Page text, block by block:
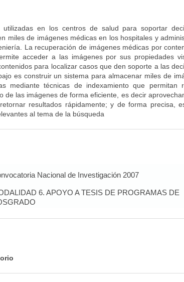
utilizadas en los centros de salud para soportar
miles de imágenes médicas en los hospitales y
La recuperación de imágenes médicas por
acceder a las imágenes por sus propiedades
para localizar casos que den soporte a las
es construir un sistema para almacenar miles de
mediante técnicas de indexamiento que permitan
de las imágenes de forma eficiente, es decir
resultados rápidamente; y de forma precisa,
al tema de la búsqueda
Nacional de Investigación 2007
6. APOYO A TESIS DE PROGRAMAS DE